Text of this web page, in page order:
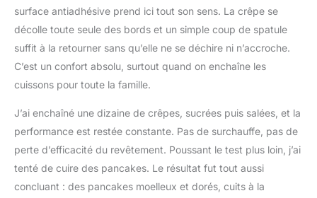
surface antiadhésive prend ici tout son sens. La crêpe se
décolle toute seule des bords et un simple coup de spatule
suffit à la retourner sans qu’elle ne se déchire ni n’accroche.
C’est un confort absolu, surtout quand on enchaîne les
cuissons pour toute la famille.
J’ai enchaîné une dizaine de crêpes, sucrées puis salées, et la
performance est restée constante. Pas de surchauffe, pas de
perte d’efficacité du revêtement. Poussant le test plus loin, j’ai
tenté de cuire des pancakes. Le résultat fut tout aussi
concluant : des pancakes moelleux et dorés, cuits à la